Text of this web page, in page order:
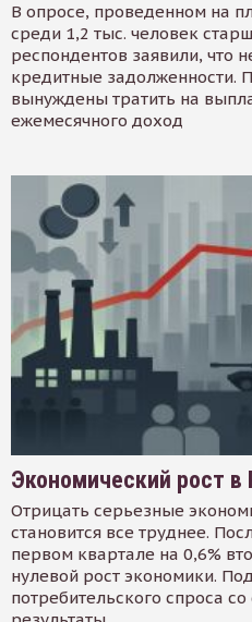
В опросе, проведенном на
среди 1,2 тыс. человек
респондентов заявили, что
кредитные задолженности.
вынуждены тратить на
ежемесячного доход
Экономический рост в
Отрицать серьезные
становится все труднее.
первом квартале на 0,6%
нулевой рост экономики.
потребительского спроса